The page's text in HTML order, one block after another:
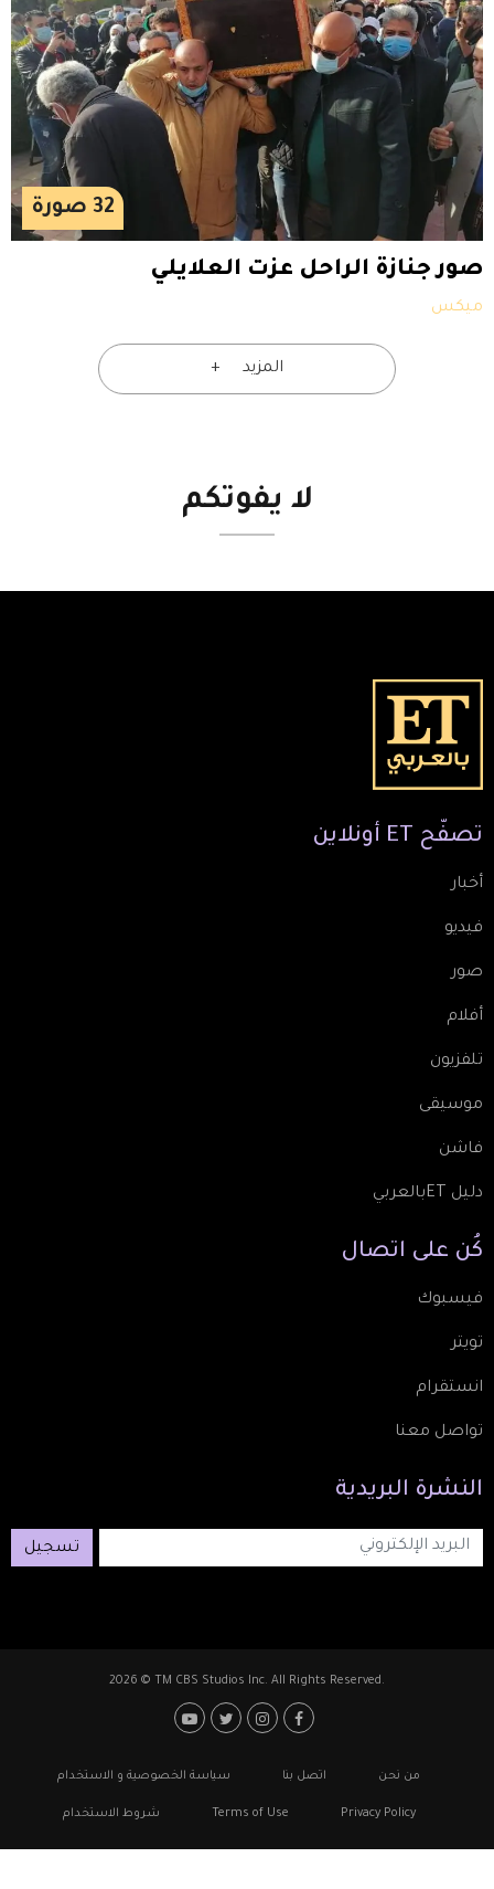
32 صورة
صور جنازة الراحل عزت العلايلي
ميكس
المزيد
لا يفوتكم
تصفّح ET أونلاين
أخبار
فيديو
صور
أفلام
تلفزيون
موسيقى
فاشن
دليل ETبالعربي
كُن على اتصال
فيسبوك
تويتر
انستقرام
تواصل معنا
النشرة البريدية
تسجيل
2026 © TM CBS Studios Inc. All Rights Reserved.
Footer: Social Media
من نحن اتصل بنا سياسة الخصوصية و الاستخدام
Privacy Policy
Terms of Use شروط الاستخدام